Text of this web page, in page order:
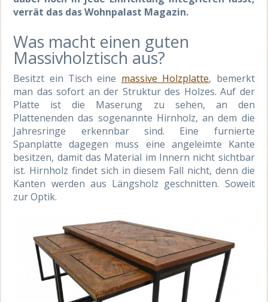
verrät das das Wohnpalast Magazin.
Was macht einen guten
Massivholztisch aus?
Besitzt ein Tisch eine massive Holzplatte, bemerkt
man das sofort an der Struktur des Holzes. Auf der
Platte ist die Maserung zu sehen, an den
Plattenenden das sogenannte Hirnholz, an dem die
Jahresringe erkennbar sind. Eine furnierte
Spanplatte dagegen muss eine angeleimte Kante
besitzen, damit das Material im Innern nicht sichtbar
ist. Hirnholz findet sich in diesem Fall nicht, denn die
Kanten werden aus Längsholz geschnitten. Soweit
zur Optik.